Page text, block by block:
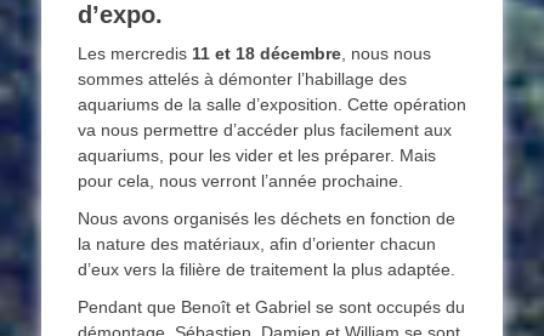
d’expo.
Les mercredis 11 et 18 décembre , nous nous
sommes attelés à démonter l’habillage des
aquariums de la salle d’exposition. Cette opération
va nous permettre d’accéder plus facilement aux
aquariums, pour les vider et les préparer. Mais
pour cela, nous verront l’année prochaine.
Nous avons organisés les déchets en fonction de
la nature des matériaux, afin d’orienter chacun
d’eux vers la filière de traitement la plus adaptée.
Pendant que Benoît et Gabriel se sont occupés du